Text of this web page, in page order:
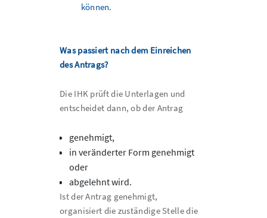
können.
Was passiert nach dem Einreichen
des Antrags?
Die IHK prüft die Unterlagen und
entscheidet dann, ob der Antrag
genehmigt,
in veränderter Form genehmigt
oder
abgelehnt wird.
Ist der Antrag genehmigt,
organisiert die zuständige Stelle die